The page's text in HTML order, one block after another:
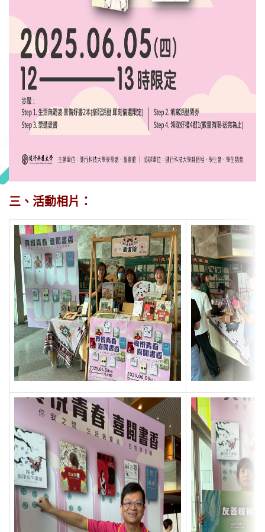
三、活動相片：